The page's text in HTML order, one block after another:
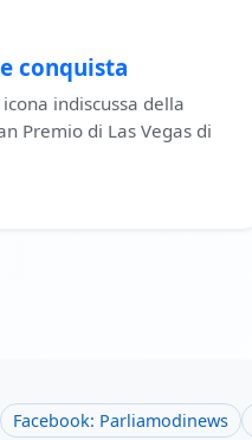
conquista
indiscussa della
Premio di Las Vegas di
Facebook: Parliamodinews